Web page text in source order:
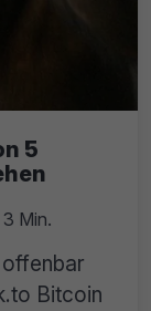
5
Min.
Bitcoin